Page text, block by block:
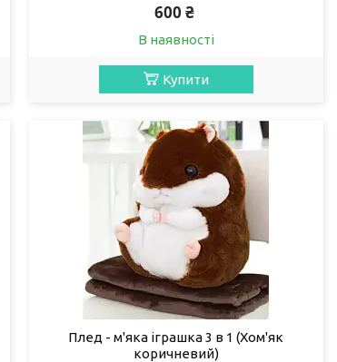
600 ₴
В наявності
Купити
Плед - м'яка іграшка 3 в 1 (Хом'як
коричневий)